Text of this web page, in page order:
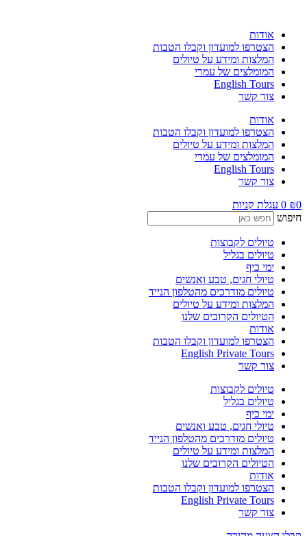
אודות
הצטרפו למועדון וקבלו הטבות
המלצות ומידע על טיולים
המומלצים של עמרי
English Tours
צור קשר
אודות
הצטרפו למועדון וקבלו הטבות
המלצות ומידע על טיולים
המומלצים של עמרי
English Tours
צור קשר
₪
0 עגלת קניות
חיפוש
טיולים לקבוצות
טיולים בגליל
ימי כיף
טיולי חגים, טבע ואנשים
טיולים מודרכים מהטלפון הנייד
המלצות ומידע על טיולים
הטיולים הקרובים שלנו
אודות
הצטרפו למועדון וקבלו הטבות
English Private Tours
צור קשר
טיולים לקבוצות
טיולים בגליל
ימי כיף
טיולי חגים, טבע ואנשים
טיולים מודרכים מהטלפון הנייד
המלצות ומידע על טיולים
הטיולים הקרובים שלנו
אודות
הצטרפו למועדון וקבלו הטבות
English Private Tours
צור קשר